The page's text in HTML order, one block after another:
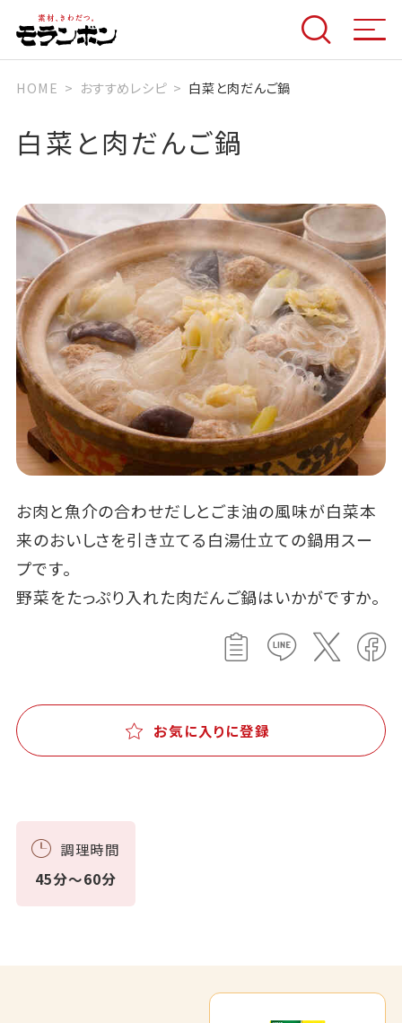
HOME おすすめレシピ 白菜と肉だんご鍋
白菜と肉だんご鍋
お肉と魚介の合わせだしとごま油の風味が白菜本
来のおいしさを引き立てる白湯仕立ての鍋用スー
プです。
野菜をたっぷり入れた肉だんご鍋はいかがですか。
お気に入りに登録
調理時間
45分～60分